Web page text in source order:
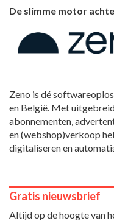
De slimme motor
Zeno is dé
en België. Met
abonnementen,
en (webshop)verkoop
digitaliseren en
Gratis nieuwsbrief
Altijd op de hoogte van